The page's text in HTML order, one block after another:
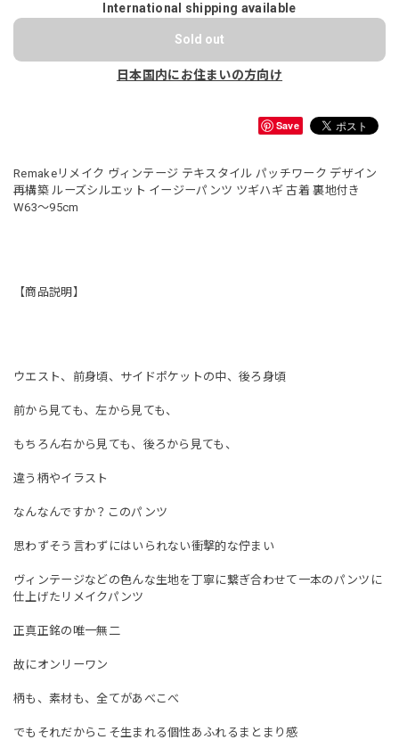
International shipping available
Sold out
日本国内にお住まいの方向け
Save
Remakeリメイク ヴィンテージ テキスタイル パッチワーク デザイン
再構築 ルーズシルエット イージーパンツ ツギハギ 古着 裏地付き
W63〜95cm
【商品説明】
ウエスト、前身頃、サイドポケットの中、後ろ身頃
前から見ても、左から見ても、
もちろん右から見ても、後ろから見ても、
違う柄やイラスト
なんなんですか？このパンツ
思わずそう言わずにはいられない衝撃的な佇まい
ヴィンテージなどの色んな生地を丁寧に繋ぎ合わせて一本のパンツに
仕上げたリメイクパンツ
正真正銘の唯一無二
故にオンリーワン
柄も、素材も、全てがあべこべ
でもそれだからこそ生まれる個性あふれるまとまり感